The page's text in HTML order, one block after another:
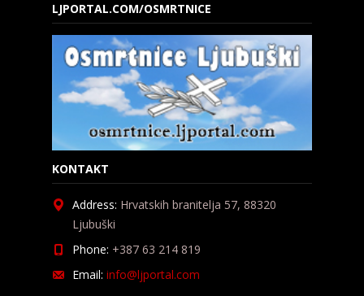
LJPORTAL.COM/OSMRTNICE
KONTAKT
Address: Hrvatskih branitelja 57, 88320
Ljubuški
Phone: +387 63 214 819
Email: info@ljportal.com